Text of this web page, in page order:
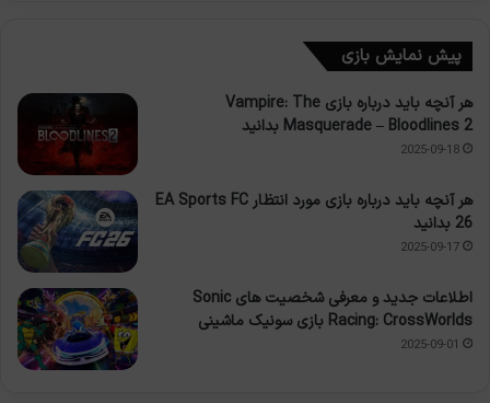
پیش نمایش بازی
هر آنچه باید درباره بازی Vampire: The
Masquerade – Bloodlines 2 بدانید
2025-09-18
هر آنچه باید درباره بازی مورد انتظار EA Sports FC
26 بدانید
2025-09-17
اطلاعات جدید و معرفی شخصیت های Sonic
Racing: CrossWorlds بازی سونیک ماشینی
2025-09-01